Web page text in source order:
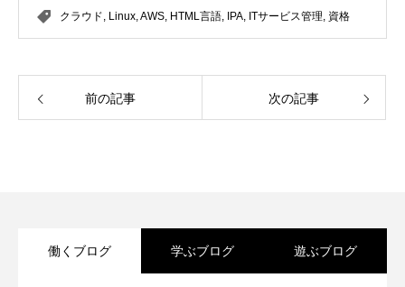
クラウド, Linux,AWS, HTML言語, IPA, ITサービス管理, 資格
前の記事 次の記事
働くブログ 学ぶブログ 遊ぶブログ